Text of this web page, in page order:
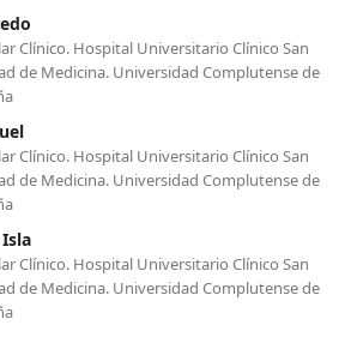
Clínico. Hospital Universitario Clínico San
de Medicina. Universidad Complutense de
Clínico. Hospital Universitario Clínico San
de Medicina. Universidad Complutense de
Clínico. Hospital Universitario Clínico San
de Medicina. Universidad Complutense de